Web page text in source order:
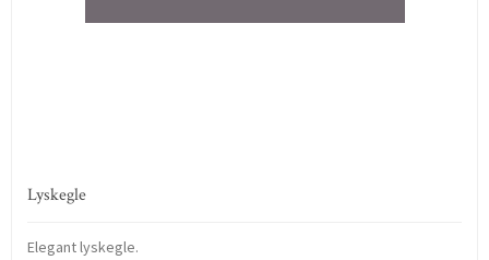
Lyskegle
Elegant lyskegle.